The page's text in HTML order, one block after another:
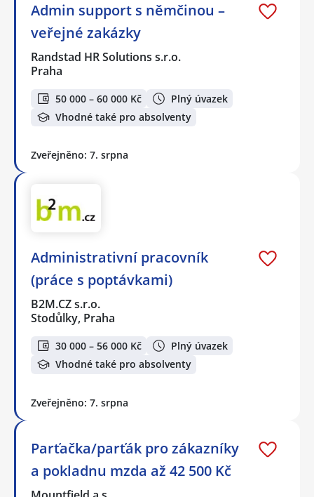
Admin support s němčinou –
veřejné zakázky
Randstad HR Solutions s.r.o.
Praha
50 000 – 60 000 Kč
Plný úvazek
Vhodné také pro absolventy
Zveřejněno: 7. srpna
Administrativní pracovník
(práce s poptávkami)
B2M.CZ s.r.o.
Stodůlky, Praha
30 000 – 56 000 Kč
Plný úvazek
Vhodné také pro absolventy
Zveřejněno: 7. srpna
Parťačka/parťák pro zákazníky
a pokladnu mzda až 42 500 Kč